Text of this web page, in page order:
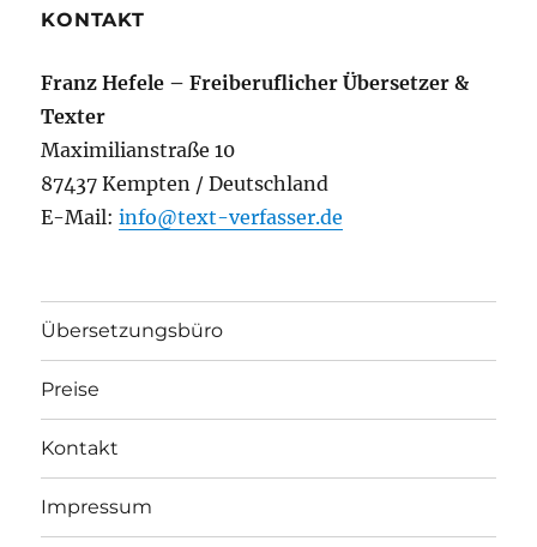
KONTAKT
Franz Hefele – Freiberuflicher Übersetzer &
Texter
Maximilianstraße 10
87437 Kempten / Deutschland
E-Mail:info@text-verfasser.de
Übersetzungsbüro
Preise
Kontakt
Impressum